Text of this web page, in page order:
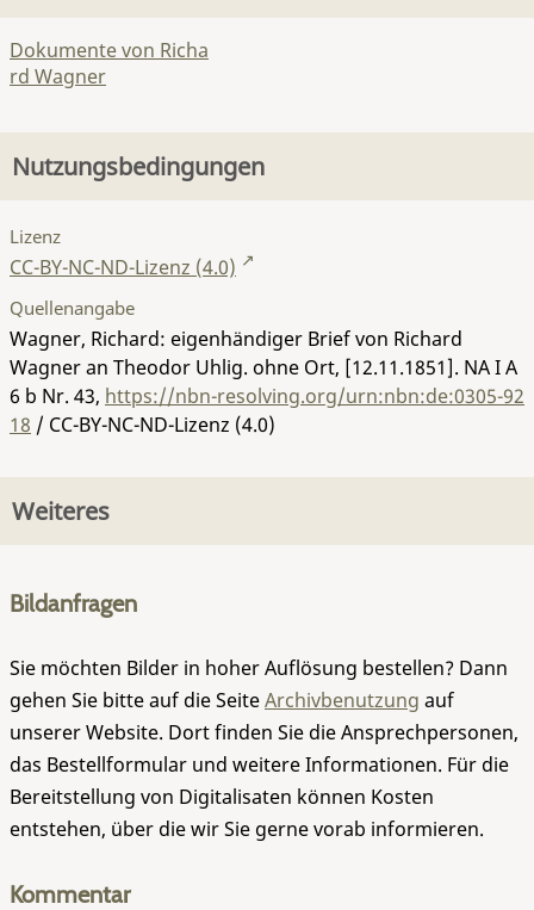
Dokumente von Richa
rd Wagner
Nutzungsbedingungen
Lizenz
CC-BY-NC-ND-Lizenz (4.0)
Quellenangabe
Wagner, Richard: eigenhändiger Brief von Richard
Wagner an Theodor Uhlig. ohne Ort, [12.11.1851]. NA I A
6 b Nr. 43, https://nbn-resolving.org/urn:nbn:de:0305-92
18 / CC-BY-NC-ND-Lizenz (4.0)
Weiteres
Bildanfragen
Sie möchten Bilder in hoher Auflösung bestellen? Dann
gehen Sie bitte auf die SeiteArchivbenutzung auf
unserer Website. Dort finden Sie die Ansprechpersonen,
das Bestellformular und weitere Informationen. Für die
Bereitstellung von Digitalisaten können Kosten
entstehen, über die wir Sie gerne vorab informieren.
Kommentar